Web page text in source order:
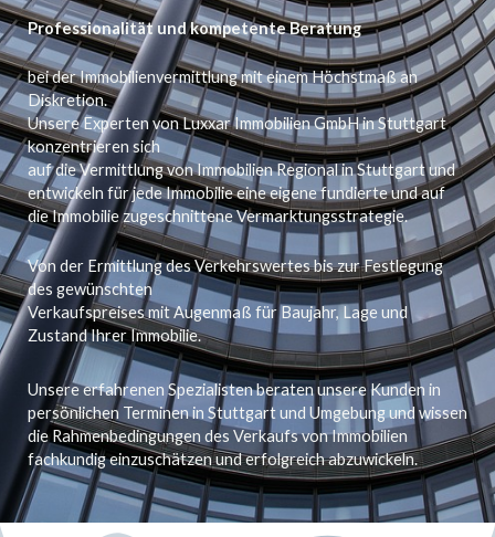
Professionalität und kompetente Beratung
bei der Immobilienvermittlung mit einem Höchstmaß an
Diskretion.
Unsere Experten von Luxxar Immobilien GmbH in Stuttgart
konzentrieren sich
auf die Vermittlung von Immobilien Regional in Stuttgart und
entwickeln für jede Immobilie eine eigene fundierte und auf
die Immobilie zugeschnittene Vermarktungsstrategie.
Von der Ermittlung des Verkehrswertes bis zur Festlegung
des gewünschten
Verkaufspreises mit Augenmaß für Baujahr, Lage und
Zustand Ihrer Immobilie.
Unsere erfahrenen Spezialisten beraten unsere Kunden in
persönlichen Terminen in Stuttgart und Umgebung und wissen
die Rahmenbedingungen des Verkaufs von Immobilien
fachkundig einzuschätzen und erfolgreich abzuwickeln.